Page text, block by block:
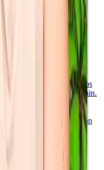
los valores
técnico para el
de propiedad sobre activos
en una blockchain.
de tokens, smart
de liquidación— es
evalúan si la tokenización
tecnológica.